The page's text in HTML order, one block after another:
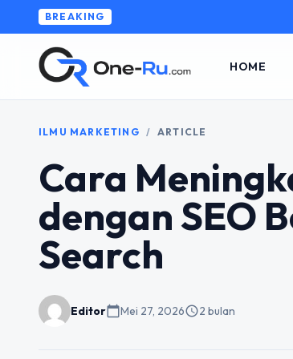
BREAKING
HOME
ILMU MARKETING / ARTICLE
Cara
dengan SEO
Search
Editorcalendar_todayMei 27, 2026schedule2 bulan